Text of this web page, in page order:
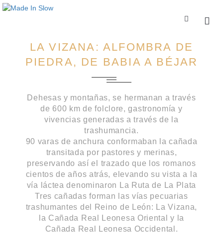
LA VIZANA: ALFOMBRA DE
PIEDRA, DE BABIA A BÉJAR
Dehesas y montañas, se hermanan a través
de 600 km de folclore, gastronomía y
vivencias generadas a través de la
trashumancia.
90 varas de anchura conformaban la cañada
transitada por pastores y merinas,
preservando así el trazado que los romanos
cientos de años atrás, elevando su vista a la
vía láctea denominaron La Ruta de La Plata
Tres cañadas forman las vías pecuarias
trashumantes del Reino de León: La Vizana,
la Cañada Real Leonesa Oriental y la
Cañada Real Leonesa Occidental.